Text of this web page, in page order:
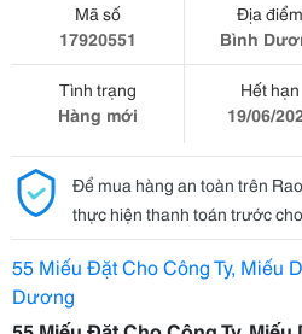
Mã số
17920551
Địa điểm
Bình
Tình trạng
Hàng mới
Hết hạn
19/06/
Để mua hàng an toàn trên
thực hiện thanh toán trước
55 Miếu Đặt Cho Công Ty, Miếu
Dương